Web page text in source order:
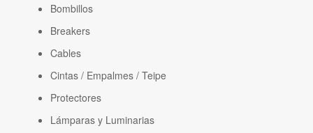
Bombillos
Breakers
Cables
Cintas / Empalmes / Teipe
Protectores
Lámparas y Luminarias